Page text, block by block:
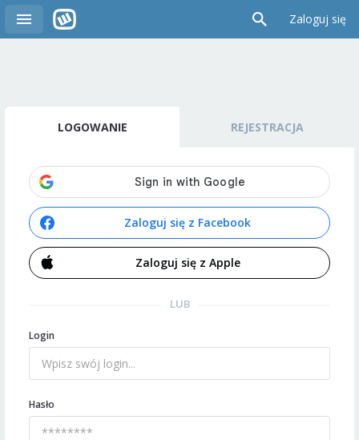
Zaloguj się
LOGOWANIE REJESTRACJA
Zaloguj się z Facebook
Zaloguj się z Apple
LUB
Login
Hasło